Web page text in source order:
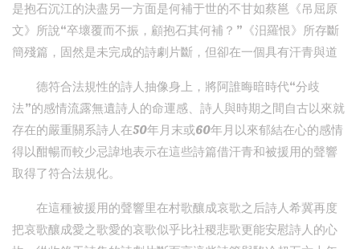
是抱石沉江的決盡另一方面是何補于世的不甘如蔡邕《吊屈原
文》所說“卒壞覆而不振，顧抱石其何補？”《汨羅恨》所存斷
簡殘篇，固然是未完成的詩劇片斷，但卻在一個具有汗青與道
德符合法規性的詩人抽像身上，將阿誰晦暗時代“分歧
法”的感情流露無遺詩人的命運感、詩人與時期之間自古以來就
存在的嚴重關系詩人在50年月末或60年月以來郁結在心的感情
得以酣暢而較少忌諱地表示在這些詩篇借汗青和被援用的聲響
取得了符合法規化。
在這種被援用的聲響里在村歌釀成哀歌之后詩人希冀再度
把哀歌釀成愛之歌愛的哀歌似乎比社稷悲歌更能安慰詩人的心